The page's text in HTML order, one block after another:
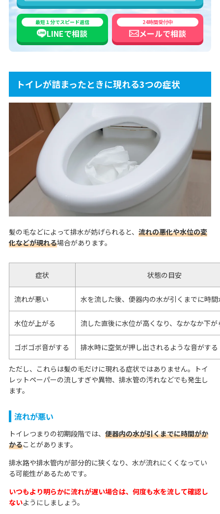
最短１分でスピード返信
LINEで相談
24時間受付中
メールで相談
トイレが詰まったときに現れる3つの症状
髪の毛などによって排水が妨げられると、 流れの悪化や水位の変
化などが現れる場合があります。
症状 状態の目安
流れが悪い 水を流した後、便器内の水が引くまでに時
水位が上がる 流した直後に水位が高くなり、なかなか下が
ゴボゴボ音がする 排水時に空気が押し出されるような音がする
ただし、これらは髪の毛だけに現れる症状ではありません。トイ
レットペーパーの流しすぎや異物、排水管の汚れなどでも発生し
ます。
流れが悪い
トイレつまりの初期段階では、 便器内の水が引くまでに時間がか
かることがあります。
排水路や排水管内が部分的に狭くなり、水が流れにくくなってい
る可能性があるためです。
いつもより明らかに流れが遅い場合は、何度も水を流して確認し
ないようにしましょう。